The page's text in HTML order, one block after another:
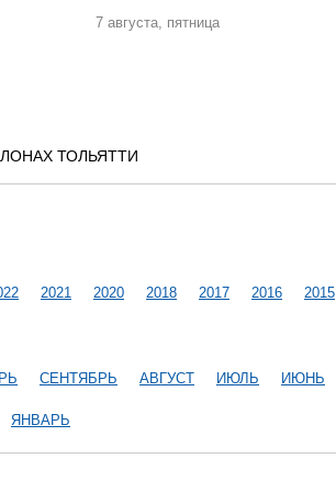
7 августа, пятница
ТОЛЬЯТТИ
2021 2020 2018 2017 2016 2015
СЕНТЯБРЬ АВГУСТ ИЮЛЬ ИЮНЬ
ЯНВАРЬ